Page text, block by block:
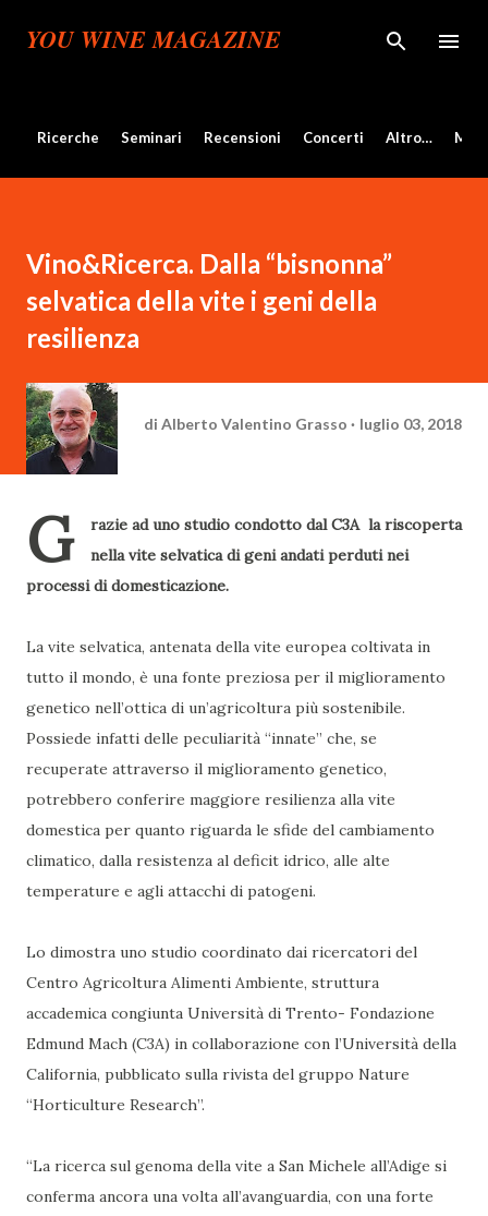
Passa ai contenuti principali
YOU WINE MAGAZINE
Ricerche Seminari Recensioni Concerti Altro…
Vino&Ricerca. Dalla “bisnonna”
selvatica della vite i geni della
resilienza
di Alberto Valentino Grasso luglio 03, 2018
G
razie ad uno studio condotto dal C3A la riscoperta
nella vite selvatica di geni andati perduti nei
processi di domesticazione.
La vite selvatica, antenata della vite europea coltivata in
tutto il mondo, è una fonte preziosa per il miglioramento
genetico nell’ottica di un’agricoltura più sostenibile.
Possiede infatti delle peculiarità “innate” che, se
recuperate attraverso il miglioramento genetico,
potrebbero conferire maggiore resilienza alla vite
domestica per quanto riguarda le sfide del cambiamento
climatico, dalla resistenza al deficit idrico, alle alte
temperature e agli attacchi di patogeni.
Lo dimostra uno studio coordinato dai ricercatori del
Centro Agricoltura Alimenti Ambiente, struttura
accademica congiunta Università di Trento- Fondazione
Edmund Mach (C3A) in collaborazione con l’Università della
California, pubblicato sulla rivista del gruppo Nature
“Horticulture Research”.
“La ricerca sul genoma della vite a San Michele all’Adige si
conferma ancora una volta all’avanguardia, con una forte